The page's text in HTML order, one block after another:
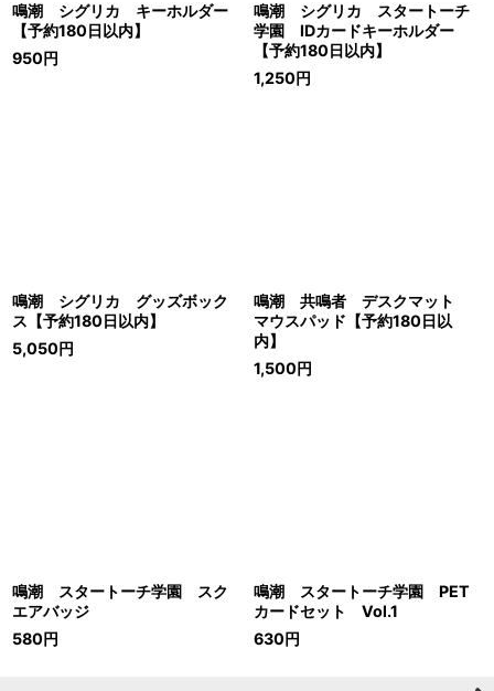
鳴潮 シグリカ キーホルダー
【予約180日以内】
950円
鳴潮 シグリカ スタートーチ
学園 IDカードキーホルダー
【予約180日以内】
1,250円
鳴潮 シグリカ グッズボック
ス【予約180日以内】
5,050円
鳴潮 共鳴者 デスクマット
マウスパッド【予約180日以
内】
1,500円
鳴潮 スタートーチ学園 スク
エアバッジ
580円
鳴潮 スタートーチ学園 PET
カードセット Vol.1
630円